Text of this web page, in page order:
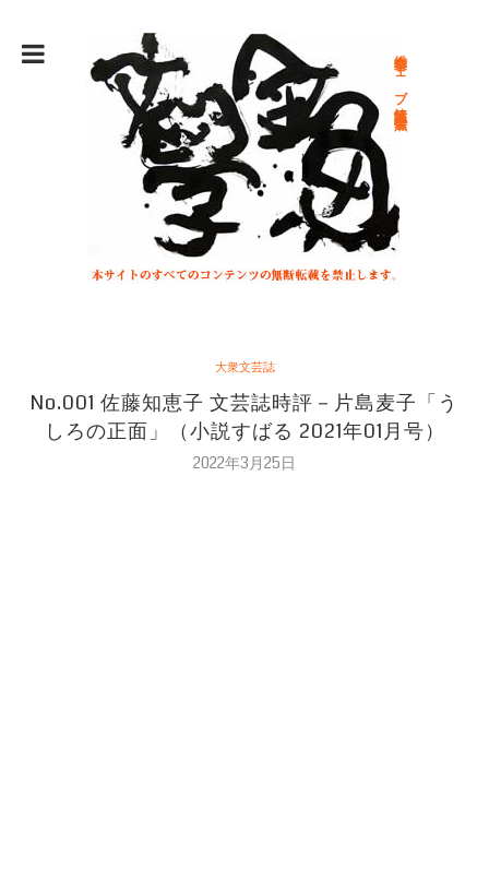
総合文学ウェブ情報誌 文学金魚
大衆文芸誌
No.001 佐藤知恵子 文芸誌時評－片島麦子「う
しろの正面」（小説すばる 2021年01月号）
2022年3月25日